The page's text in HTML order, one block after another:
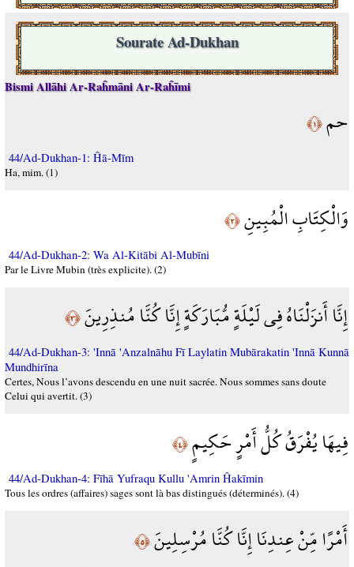
Sourate Ad-Dukhan
Bismi Allāhi Ar-Raĥmāni Ar-Raĥīmi
حم﴿١﴾
44/Ad-Dukhan-1: Ĥā-Mīm
Ha, mim. (1)
وَالْكِتَابِ الْمُبِينِ﴿٢﴾
44/Ad-Dukhan-2: Wa Al-Kitābi Al-Mubīni
Par le Livre Mubin (très explicite). (2)
إِنَّا أَنزَلْنَاهُ فِي لَيْلَةٍ مُّبَارَكَةٍ إِنَّا كُنَّا مُنذِرِينَ﴿٣﴾
44/Ad-Dukhan-3: 'Innā 'Anzalnāhu Fī Laylatin Mubārakatin 'Innā Kunnā
Mundhirīna
Certes, Nous l’avons descendu en une nuit sacrée. Nous sommes sans doute
Celui qui avertit. (3)
فِيهَا يُفْرَقُ كُلُّ أَمْرٍ حَكِيمٍ﴿٤﴾
44/Ad-Dukhan-4: Fīhā Yufraqu Kullu 'Amrin Ĥakīmin
Tous les ordres (affaires) sages sont là bas distingués (déterminés). (4)
أَمْرًا مِّنْ عِندِنَا إِنَّا كُنَّا مُرْسِلِينَ﴿٥﴾